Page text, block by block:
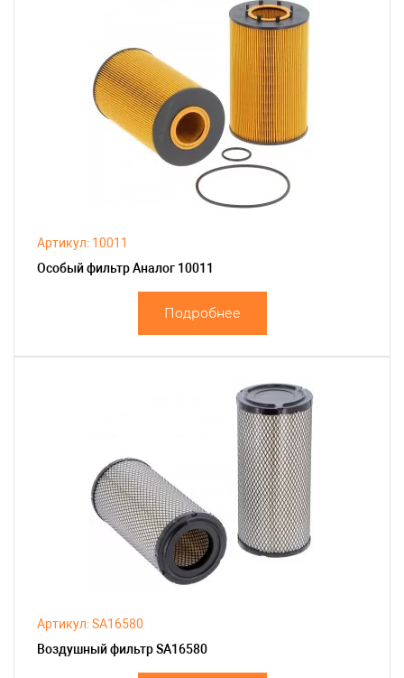
Артикул: 10011
Особый фильтр Аналог 10011
Подробнее
Артикул: SA16580
Воздушный фильтр SA16580